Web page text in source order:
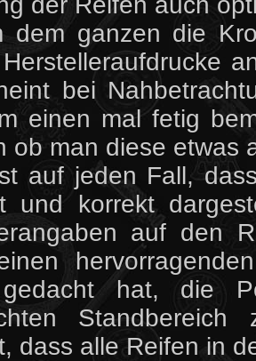
dem ganzen die
bei
einen mal fetig
ob man diese etwas
auf jeden Fall,
und korrekt
auf den
hat, die
dass alle Reifen in